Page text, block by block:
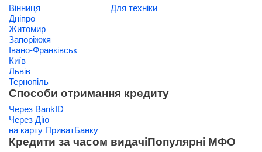
Вінниця
Дніпро
Житомир
Запоріжжя
Івано-Франківськ
Київ
Львів
Тернопіль
Для техніки
Способи отримання кредиту
Через BankID
Через Дію
на карту ПриватБанку
Кредити за часом видачіПопулярні МФО